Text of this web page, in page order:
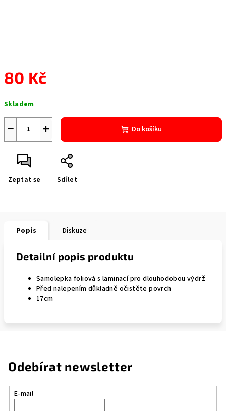
80 Kč
cena:
Skladem
+
− Do košíku
Zeptat se Sdílet
Popis Diskuze
Detailní popis produktu
Samolepka foliová s laminací pro dlouhodobou výdrž
Před nalepením důkladně očistěte povrch
17cm
Odebírat newsletter
E-mail